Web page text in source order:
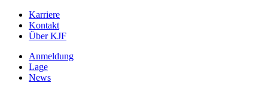
Karriere
Kontakt
Über KJF
Anmeldung
Lage
News